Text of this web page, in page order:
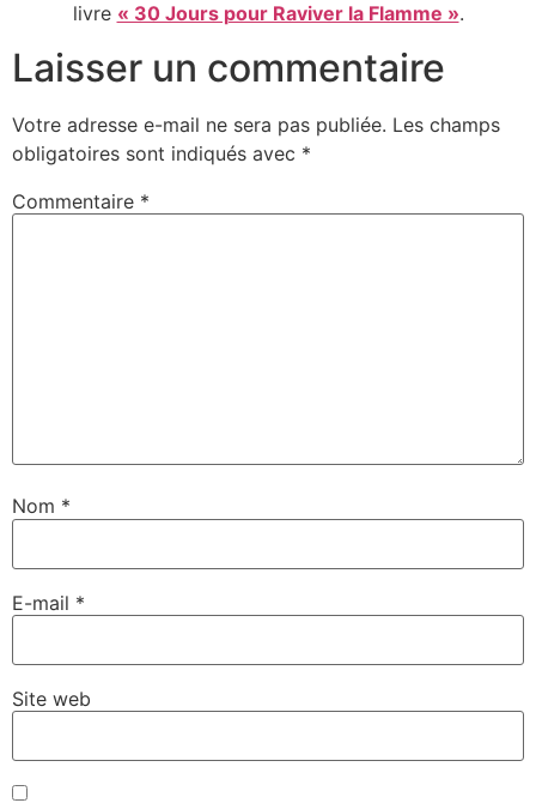
livre « 30 Jours pour Raviver la Flamme ».
Laisser un commentaire
Votre adresse e-mail ne sera pas publiée. Les champs
obligatoires sont indiqués avec *
Commentaire *
Nom *
E-mail *
Site web